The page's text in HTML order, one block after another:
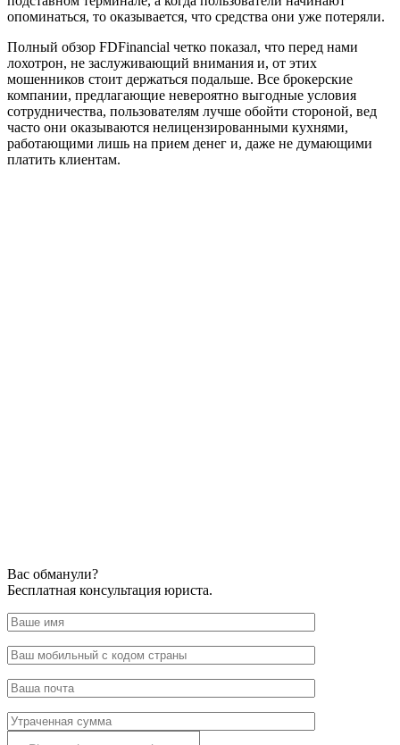
опоминаться, то оказывается, что средства они уже потеряли.
Полный обзор FDFinancial четко показал, что перед нами
лохотрон, не заслуживающий внимания и, от этих
мошенников стоит держаться подальше. Все брокерские
компании, предлагающие невероятно выгодные условия
сотрудничества, пользователям лучше обойти стороной, вед
часто они оказываются нелицензированными кухнями,
работающими лишь на прием денег и, даже не думающими
платить клиентам.
Вас обманули?
Бесплатная консультация юриста.